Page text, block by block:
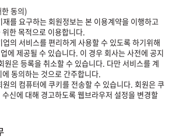
동의)
를 요구하는 회원정보는 본 이용계약을 이행하고
한 목적으로 이용합니다.
의 서비스를 편리하게 사용할 수 있도록 하기위해
에 제공될 수 있습니다. 이 경우 회사는 사전에 공지
원은 등록을 취소할 수 있습니다. 다만 서비스를 계
동의하는 것으로 간주합니다.
의 컴퓨터에 쿠키를 전송할 수 있습니다. 회원은 쿠
신에 대해 경고하도록 웹브라우저 설정을 변경할